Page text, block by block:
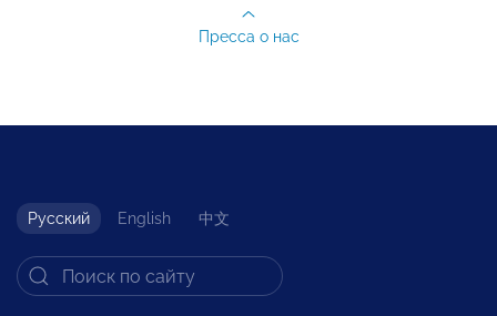
Пресса о нас
Русский English 中文